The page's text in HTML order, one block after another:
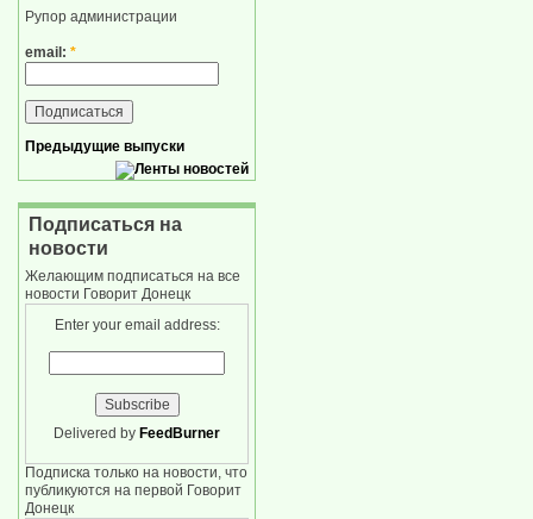
Рупор администрации
email: *
Предыдущие выпуски
Подписаться на
новости
Желающим подписаться на все
новости Говорит Донецк
Enter your email address:
Delivered by FeedBurner
Подписка только на новости, что
публикуются на первой Говорит
Донецк